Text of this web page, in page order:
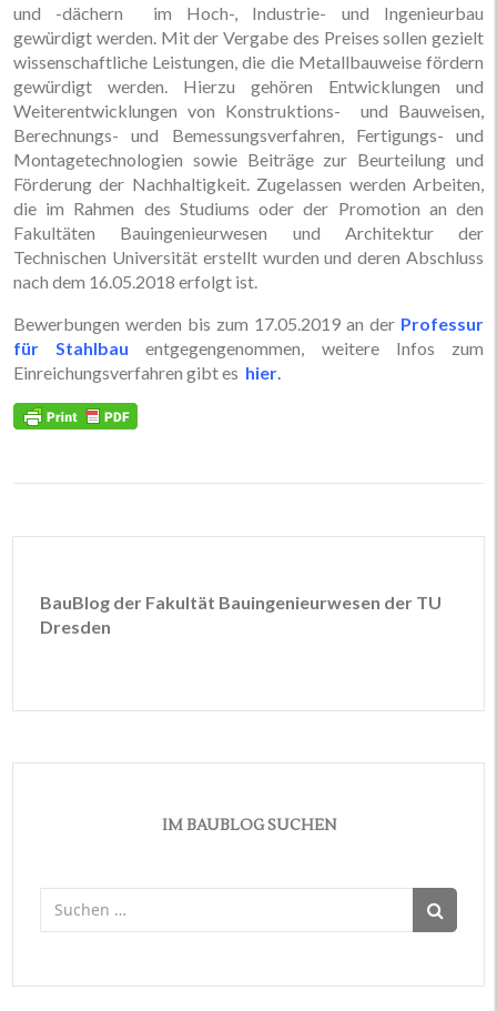
und -dächern im Hoch-, Industrie- und Ingenieurbau
gewürdigt werden. Mit der Vergabe des Preises sollen gezielt
wissenschaftliche Leistungen, die die Metallbauweise fördern
gewürdigt werden. Hierzu gehören Entwicklungen und
Weiterentwicklungen von Konstruktions- und Bauweisen,
Berechnungs- und Bemessungsverfahren, Fertigungs- und
Montagetechnologien sowie Beiträge zur Beurteilung und
Förderung der Nachhaltigkeit. Zugelassen werden Arbeiten,
die im Rahmen des Studiums oder der Promotion an den
Fakultäten Bauingenieurwesen und Architektur der
Technischen Universität erstellt wurden und deren Abschluss
nach dem 16.05.2018 erfolgt ist.
Bewerbungen werden bis zum 17.05.2019 an der Professur
für Stahlbauentgegengenommen, weitere Infos zum
Einreichungsverfahren gibt es hier
BauBlog der Fakultät Bauingenieurwesen der TU
Dresden
IM BAUBLOG SUCHEN
nach: